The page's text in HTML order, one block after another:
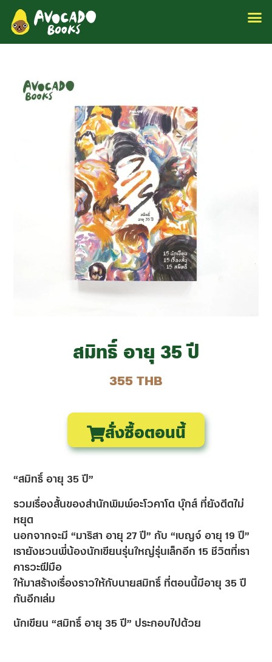
สมิทธิ์ อายุ 35 ปี
355 THB
สั่งซื้อตอนนี้
“สมิทธิ์ อายุ 35 ปี”
รวมเรื่องสั้นของสำนักพิมพ์อะโวคาโด บุ๊กส์ ที่ยังดีดไม่
หยุด
นอกจากจะมี “มาริสา อายุ 27 ปี” กับ “เบญจ์ อายุ 19 ปี”
เรายังชวนพี่น้องนักเขียนรุ่นใหญ่รุ่นเล็กอีก 15 ชีวิตที่เรา
คารวะฝีมือ
ให้มาสร้างเรื่องราวให้กับนายสมิทธิ์ ที่ตอนนี้มีอายุ 35 ปี
กันอีกเล่ม
นักเขียน “สมิทธิ์ อายุ 35 ปี” ประกอบไปด้วย